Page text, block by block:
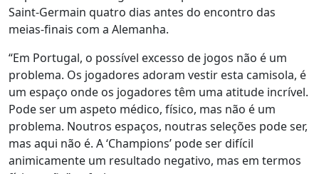
Saint-Germain quatro dias antes do encontro das
meias-finais com a Alemanha.
“Em Portugal, o possível excesso de jogos não é um
problema. Os jogadores adoram vestir esta camisola, é
um espaço onde os jogadores têm uma atitude incrível.
Pode ser um aspeto médico, físico, mas não é um
problema. Noutros espaços, noutras seleções pode ser,
mas aqui não é. A ‘Champions’ pode ser difícil
animicamente um resultado negativo, mas em termos